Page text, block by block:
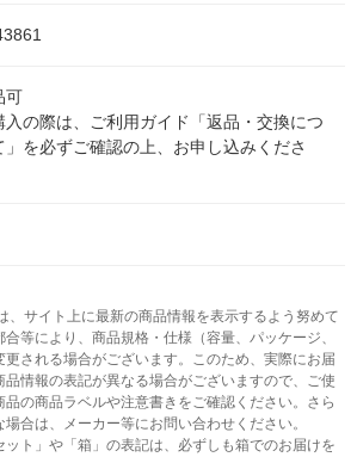
可
入の際は、ご利用ガイド「返品・交換につ
」を必ずご確認の上、お申し込みくださ
、サイト上に最新の商品情報を表示するよう努めて
等により、商品規格・仕様（容量、パッケージ、
される場合がございます。このため、実際にお届
情報の表記が異なる場合がございますので、ご使
の商品ラベルや注意書きをご確認ください。さら
合は、メーカー等にお問い合わせください。
ット」や「箱」の表記は、必ずしも箱でのお届けを